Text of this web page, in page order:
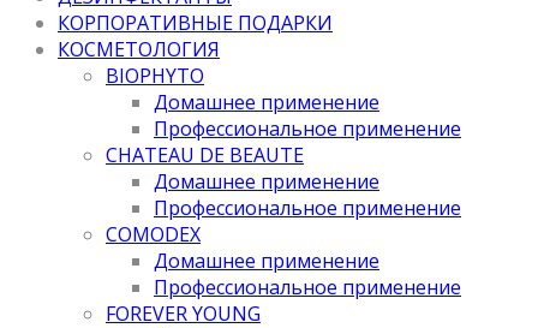
КОРПОРАТИВНЫЕ ПОДАРКИ
КОСМЕТОЛОГИЯ
BIOPHYTO
Домашнее применение
Профессиональное применение
CHATEAU DE BEAUTE
Домашнее применение
Профессиональное применение
COMODEX
Домашнее применение
Профессиональное применение
FOREVER YOUNG